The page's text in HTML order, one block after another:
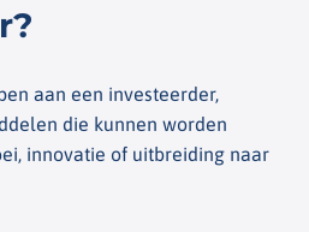
aan een investeerder,
die kunnen worden
innovatie of uitbreiding naar